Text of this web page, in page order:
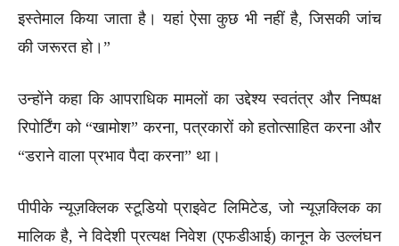
इस्तेमाल किया जाता है। यहां ऐसा कुछ भी नहीं है, जिसकी जांच
की जरूरत हो।”
उन्होंने कहा कि आपराधिक मामलों का उद्देश्य स्वतंत्र और निष्पक्ष
रिपोर्टिंग को “खामोश” करना, पत्रकारों को हतोत्साहित करना और
“डराने वाला प्रभाव पैदा करना” था।
पीपीके न्यूज़क्लिक स्टूडियो प्राइवेट लिमिटेड, जो न्यूज़क्लिक का
मालिक है, ने विदेशी प्रत्यक्ष निवेश (एफडीआई) कानून के उल्लंघन